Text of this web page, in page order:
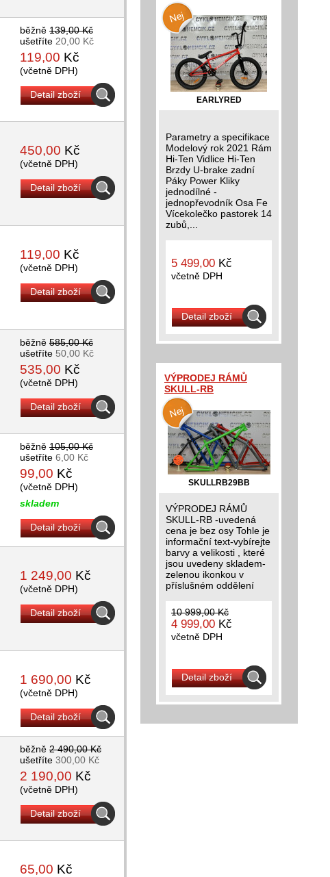
běžně 139,00 Kč
ušetříte 20,00 Kč
119,00 Kč
(včetně DPH)
Detail zboží
450,00 Kč
(včetně DPH)
Detail zboží
119,00 Kč
(včetně DPH)
Detail zboží
běžně 585,00 Kč
ušetříte 50,00 Kč
535,00 Kč
(včetně DPH)
Detail zboží
běžně 105,00 Kč
ušetříte 6,00 Kč
99,00 Kč
(včetně DPH)
skladem
Detail zboží
1 249,00 Kč
(včetně DPH)
Detail zboží
1 690,00 Kč
(včetně DPH)
Detail zboží
běžně 2 490,00 Kč
ušetříte 300,00 Kč
2 190,00 Kč
(včetně DPH)
Detail zboží
65,00 Kč
EARLYRED
Parametry a specifikace
Modelový rok 2021 Rám
Hi-Ten Vidlice Hi-Ten
Brzdy U-brake zadní
Páky Power Kliky
jednodílné -
jednopřevodník Osa Fe
Vícekolečko pastorek 14
zubů,...
5 499,00 Kč
včetně DPH
Detail zboží
VÝPRODEJ RÁMŮ
SKULL-RB
SKULLRB29BB
VÝPRODEJ RÁMŮ
SKULL-RB -uvedená
cena je bez osy Tohle je
informační text-vybírejte
barvy a velikosti , které
jsou uvedeny skladem-
zelenou ikonkou v
příslušném oddělení
10 999,00 Kč
4 999,00 Kč
včetně DPH
Detail zboží